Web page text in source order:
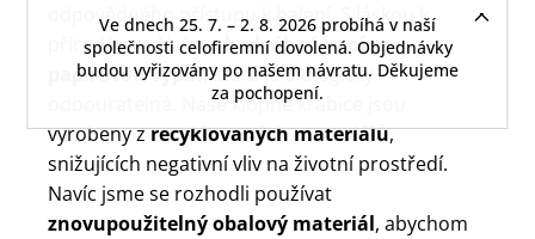
Ve dnech 25. 7. – 2. 8. 2026 probíhá v naší
společnosti celofiremní dovolená. Objednávky
budou vyřizovány po našem návratu. Děkujeme
za pochopení.
odpovědného přístupu k balení. S láskou k
přírodě používámehedvábný papír a
papírovou výplň, která je biologicky
odbouratelná. Naše klopné krabice jsou
vyrobeny zrecyklovaných materiálů,
snižujících negativní vliv na životní prostředí.
Navíc jsme se rozhodli používat
znovupoužitelný obalový materiál, abychom